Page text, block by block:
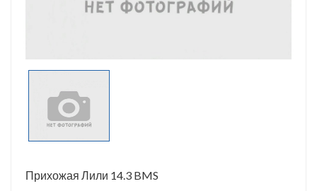
Прихожая Лили 14.3 BMS